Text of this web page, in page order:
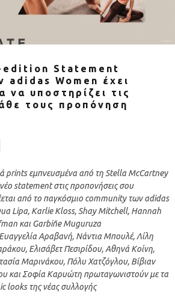
Statement
Women έχει
να υποστηρίζει τις
τους προπόνηση
prints εμπνευσμένα από τη Stella McCartney
statement στις προπονήσεις σου
από το παγκόσμιο communityτωνadidas
Lipa, Karlie Kloss, Shay Mitchell, Hannah
και Garbiñe Muguruza
Αραβανή, Νάντια Μπουλέ, Λίλη
Ελισάβετ Πεσιρίδου, Αθηνά Κοίνη,
Μαρινάκου, Πόλυ Χατζόγλου, Βίβιαν
και Σοφία Καρυώτη πρωταγωνιστούν με τα
looksτης νέας συλλογής